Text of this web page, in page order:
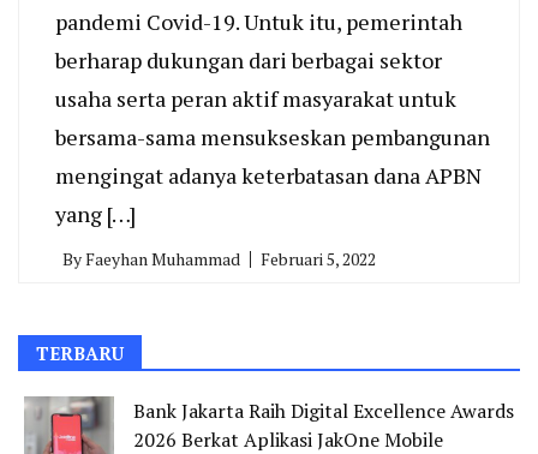
pandemi Covid-19. Untuk itu, pemerintah
berharap dukungan dari berbagai sektor
usaha serta peran aktif masyarakat untuk
bersama-sama mensukseskan pembangunan
mengingat adanya keterbatasan dana APBN
yang […]
ByFaeyhan Muhammad Februari 5, 2022
TERBARU
Bank Jakarta Raih Digital Excellence Awards
2026 Berkat Aplikasi JakOne Mobile